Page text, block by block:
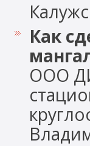
Как
ООО